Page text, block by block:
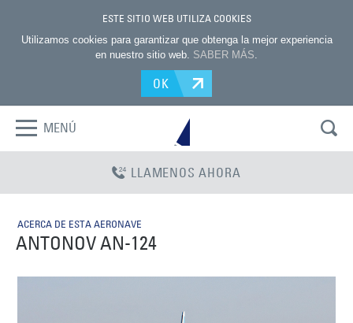
ESTE SITIO WEB UTILIZA COOKIES
Utilizamos cookies para garantizar que obtenga la mejor experiencia
en nuestro sitio web. SABER MÁS.
OK
MENÚ
LLAMENOS AHORA
ACERCA DE ESTA AERONAVE
ANTONOV AN-124